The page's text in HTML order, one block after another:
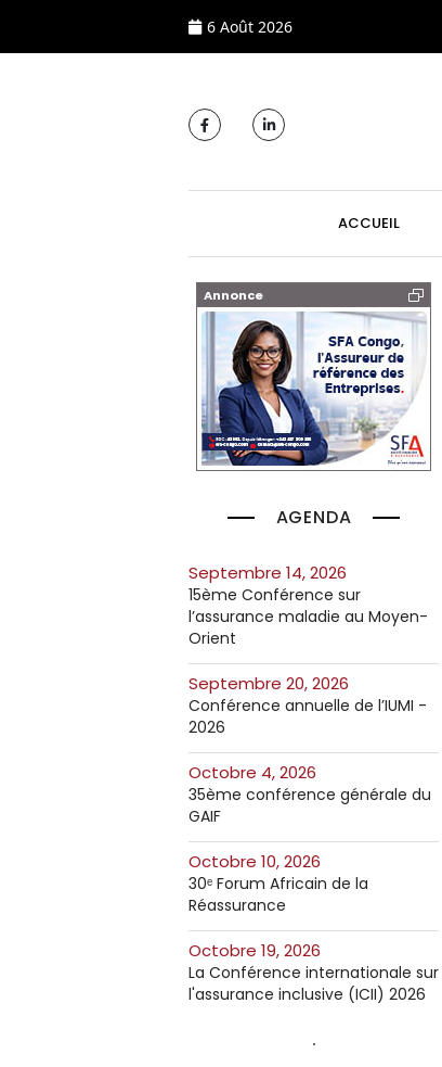
6 Août 2026
ACCUEIL
Annonce
AGENDA
septembre 14, 2026
15ème Conférence sur
l’assurance maladie au Moyen-
Orient
septembre 20, 2026
Conférence annuelle de l’IUMI -
2026
octobre 4, 2026
35ème conférence générale du
GAIF
octobre 10, 2026
30ᵉ Forum Africain de la
Réassurance
octobre 19, 2026
La Conférence internationale sur
l'assurance inclusive (ICII) 2026